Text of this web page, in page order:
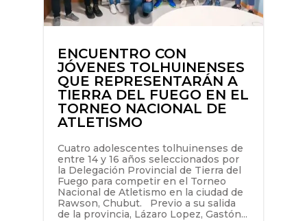
ENCUENTRO CON
JÓVENES TOLHUINENSES
QUE REPRESENTARÁN A
TIERRA DEL FUEGO EN EL
TORNEO NACIONAL DE
ATLETISMO
Cuatro adolescentes tolhuinenses de
entre 14 y 16 años seleccionados por
la Delegación Provincial de Tierra del
Fuego para competir en el Torneo
Nacional de Atletismo en la ciudad de
Rawson, Chubut. Previo a su salida
de la provincia, Lázaro Lopez, Gastón...